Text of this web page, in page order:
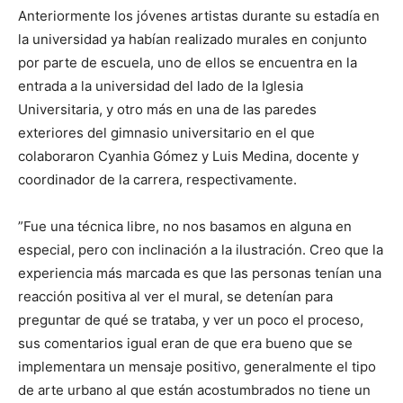
Anteriormente los jóvenes artistas durante su estadía en
la universidad ya habían realizado murales en conjunto
por parte de escuela, uno de ellos se encuentra en la
entrada a la universidad del lado de la Iglesia
Universitaria, y otro más en una de las paredes
exteriores del gimnasio universitario en el que
colaboraron Cyanhia Gómez y Luis Medina, docente y
coordinador de la carrera, respectivamente.
”Fue una técnica libre, no nos basamos en alguna en
especial, pero con inclinación a la ilustración. Creo que la
experiencia más marcada es que las personas tenían una
reacción positiva al ver el mural, se detenían para
preguntar de qué se trataba, y ver un poco el proceso,
sus comentarios igual eran de que era bueno que se
implementara un mensaje positivo, generalmente el tipo
de arte urbano al que están acostumbrados no tiene un